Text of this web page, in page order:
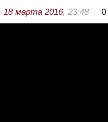
18 марта 2016, 23:48 0